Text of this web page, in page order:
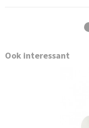
Ook interessant